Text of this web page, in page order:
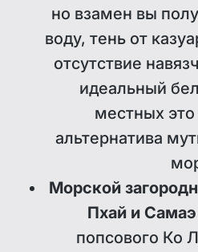
но взамен вы
воду, тень от
отсутствие
идеальный
местных это
альтернатива
Морской
Пхай и
попсового Ко